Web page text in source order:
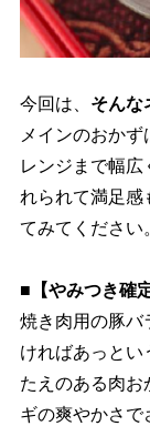
今回は、 そんな
メインのおか
レンジまで幅広
れられて満足感
てみてください
■【やみつき確
焼き肉用の豚バ
ければあっとい
たえのある肉お
ギの爽やかさで